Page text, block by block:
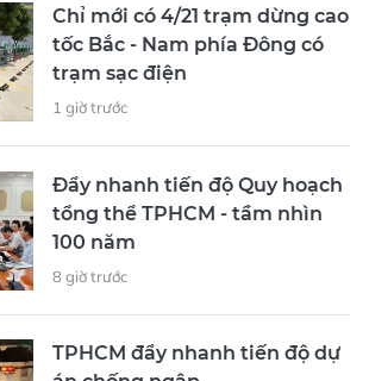
Chỉ mới có 4/21 trạm dừng cao
tốc Bắc - Nam phía Đông có
trạm sạc điện
1 giờ trước
Đẩy nhanh tiến độ Quy hoạch
tổng thể TPHCM - tầm nhìn
100 năm
8 giờ trước
TPHCM đẩy nhanh tiến độ dự